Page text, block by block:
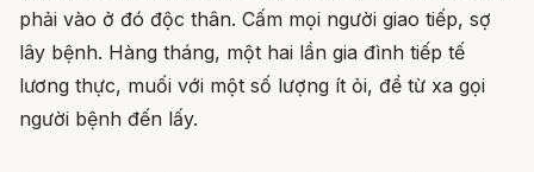
phải vào ở đó độc thân. Cấm mọi người giao tiếp, sợ
lây bệnh. Hàng tháng, một hai lần gia đình tiếp tế
lương thực, muối với một số lượng ít ỏi, để từ xa gọi
người bệnh đến lấy.